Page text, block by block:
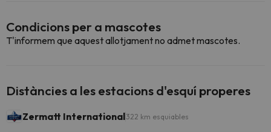
Condicions per a mascotes
T'informem que aquest allotjament no admet mascotes.
Distàncies a les estacions d'esquí properes
Zermatt International322 km esquiables